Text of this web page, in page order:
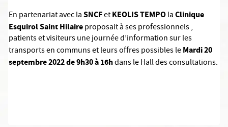
En partenariat avec laSNCFetKEOLIS TEMPOlaClinique
Esquirol Saint Hilaireproposait à ses professionnels ,
patients et visiteurs une journée d’information sur les
transports en communs et leurs offres possibles leMardi 20
septembre 2022 de 9h30 à 16hdans leHall des consultations.